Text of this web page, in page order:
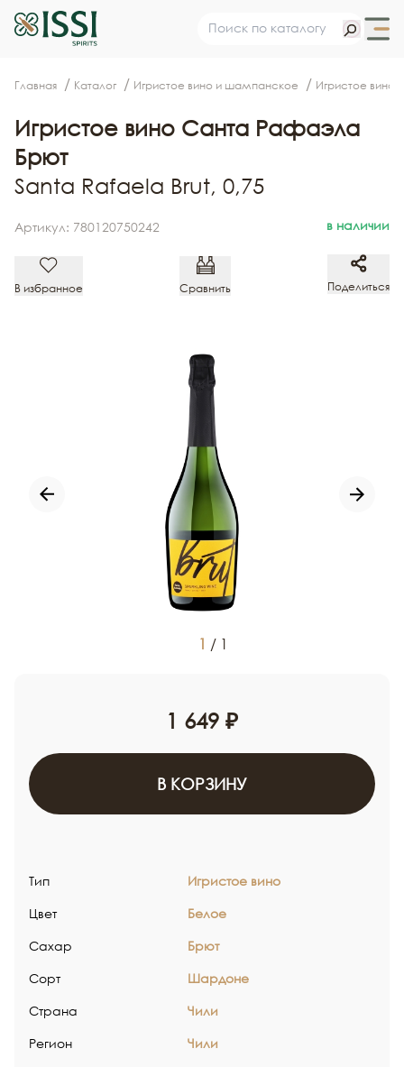
Главная Каталог Игристое вино и шампанское Игристое вино
Игристое вино Санта Рафаэла
Брют
Santa Rafaela Brut, 0,75
Артикул: 780120750242 в наличии
В избранное Сравнить Поделиться
1 / 1
1 649 ₽
В КОРЗИНУ
Тип Игристое вино
Цвет Белое
Сахар Брют
Сорт Шардоне
Страна Чили
Регион Чили